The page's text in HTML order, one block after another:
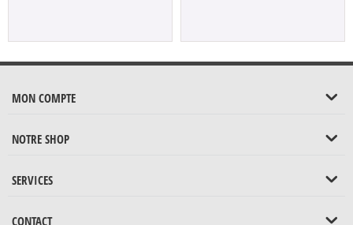
MON COMPTE
NOTRE SHOP
SERVICES
CONTACT